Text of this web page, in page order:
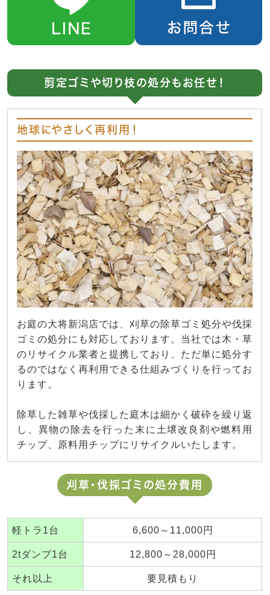
剪定ゴミや切り枝の処分もお任せ！
地球にやさしく再利用！
お庭の大将新潟店では、刈草の除草ゴミ処分や伐採
ゴミの処分にも対応しております。当社では木・草
のリサイクル業者と提携しており、ただ単に処分す
るのではなく再利用できる仕組みづくりを行ってお
ります。
除草した雑草や伐採した庭木は細かく破砕を繰り返
し、異物の除去を行った末に土壌改良剤や燃料用
チップ、原料用チップにリサイクルいたします。
刈草・伐採ゴミの処分費用
軽トラ1台 6,600～11,000円
2tダンプ1台 12,800～28,000円
それ以上 要見積もり